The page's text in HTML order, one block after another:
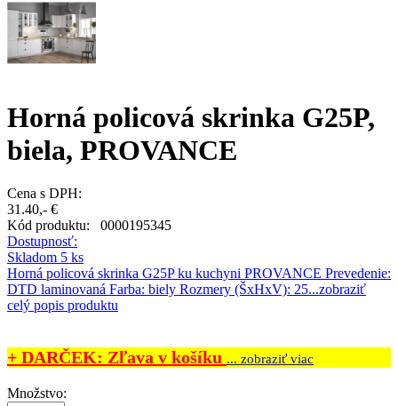
Horná policová skrinka G25P,
biela, PROVANCE
Cena s DPH:
31.40,- €
Kód produktu: 0000195345
Dostupnosť:
Skladom 5 ks
Horná policová skrinka G25P ku kuchyni PROVANCE Prevedenie:
DTD laminovaná Farba: biely Rozmery (ŠxHxV): 25...zobraziť
celý popis produktu
+ DARČEK: Zľava v košíku ... zobraziť viac
Množstvo: